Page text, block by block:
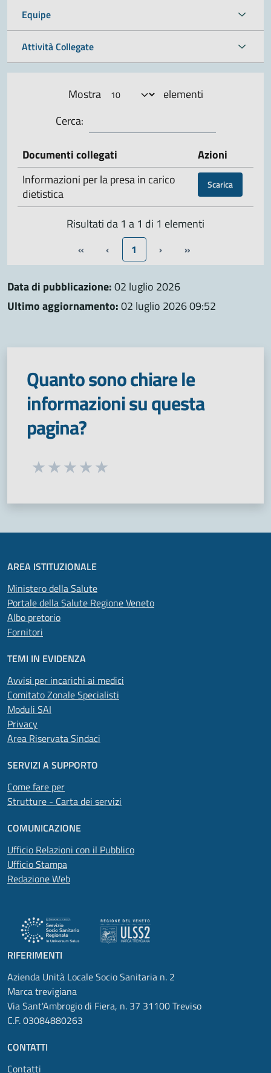
Equipe
Attività Collegate
Mostra
elementi
Cerca:
Documenti collegati
Azioni
Informazioni per la presa in carico
dietistica
Scarica
Risultati da 1 a 1 di 1 elementi
« ‹ 1 › »
Data di pubblicazione:02 luglio 2026
Ultimo aggiornamento:02 luglio 2026 09:52
Quanto sono chiare le
informazioni su questa
pagina?
Seleziona una valutazione da 1 a 5 stelle
AREA ISTITUZIONALE
Ministero della Salute
Portale della Salute Regione Veneto
Albo pretorio
Fornitori
TEMI IN EVIDENZA
Avvisi per incarichi ai medici
Comitato Zonale Specialisti
Moduli SAI
Privacy
Area Riservata Sindaci
SERVIZI A SUPPORTO
Come fare per
Strutture - Carta dei servizi
COMUNICAZIONE
Ufficio Relazioni con il Pubblico
Ufficio Stampa
Redazione Web
RIFERIMENTI
Azienda Unità Locale Socio Sanitaria n. 2
Marca trevigiana
Via Sant'Ambrogio di Fiera, n. 37 31100 Treviso
C.F. 03084880263
CONTATTI
Contatti